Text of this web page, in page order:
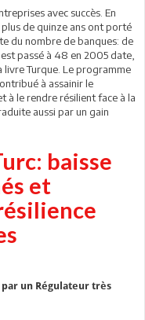
avec succès. En
de quinze ans ont porté
du nombre de banques: de
passé à 48 en 2005 date,
livre Turque. Le programme
à assainir le
à le rendre résilient face à la
aussi par un gain
baisse
et
un Régulateur très